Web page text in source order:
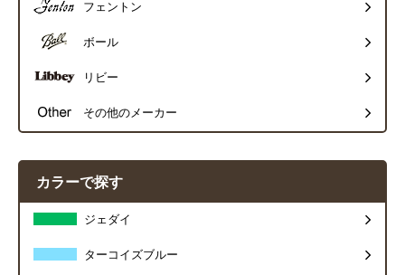
フェントン
ボール
リビー
その他のメーカー
カラーで探す
ジェダイ
ターコイズブルー